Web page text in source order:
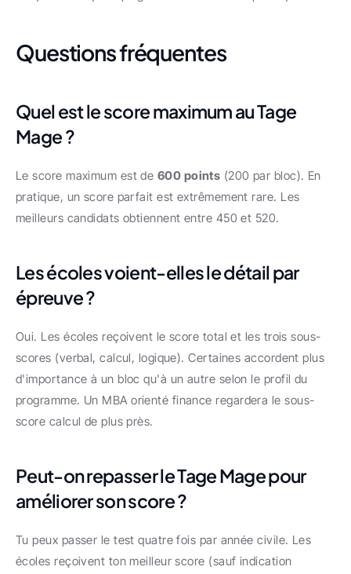
Questions fréquentes
Quel est le score maximum au Tage
Mage ?
Le score maximum est de 600 points (200 par bloc). En
pratique, un score parfait est extrêmement rare. Les
meilleurs candidats obtiennent entre 450 et 520.
Les écoles voient-elles le détail par
épreuve ?
Oui. Les écoles reçoivent le score total et les trois sous-
scores (verbal, calcul, logique). Certaines accordent plus
d'importance à un bloc qu'à un autre selon le profil du
programme. Un MBA orienté finance regardera le sous-
score calcul de plus près.
Peut-on repasser le Tage Mage pour
améliorer son score ?
Tu peux passer le test quatre fois par année civile. Les
écoles reçoivent ton meilleur score (sauf indication